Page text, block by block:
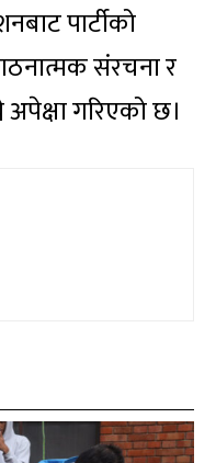
पार्टीको
संरचना र
अपेक्षा गरिएको छ।